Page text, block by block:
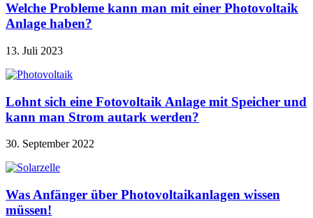
Welche Probleme kann man mit einer Photovoltaik
Anlage haben?
13. Juli 2023
Lohnt sich eine Fotovoltaik Anlage mit Speicher und
kann man Strom autark werden?
30. September 2022
Was Anfänger über Photovoltaikanlagen wissen
müssen!